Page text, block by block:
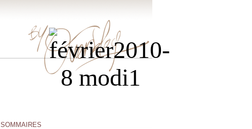
SOMMAIRES